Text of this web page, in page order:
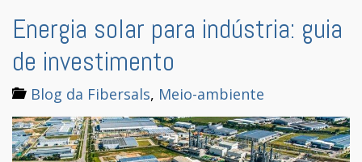
Energia solar para indústria: guia
de investimento
Blog da Fibersals, Meio-ambiente